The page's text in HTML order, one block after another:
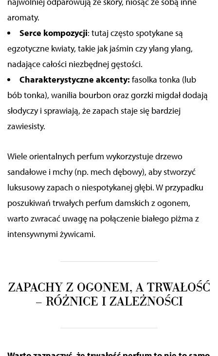
aromaty.
Serce kompozycji: tutaj często spotykane są
egzotyczne kwiaty, takie jak jaśmin czy ylang ylang,
nadające całości niezbędnej gęstości.
Charakterystyczne akcenty: fasolka tonka (lub
bób tonka), wanilia bourbon oraz gorzki migdał dodają
słodyczy i sprawiają, że zapach staje się bardziej
zawiesisty.
Wiele orientalnych perfum wykorzystuje drzewo
sandałowe i mchy (np. mech dębowy), aby stworzyć
luksusowy zapach o niespotykanej głębi. W przypadku
poszukiwań trwałych perfum damskich z ogonem,
warto zwracać uwagę na połączenie białego piżma z
intensywnymi żywicami.
ZAPACHY Z OGONEM, A TRWAŁOŚĆ
– RÓŻNICE I ZALEŻNOŚCI